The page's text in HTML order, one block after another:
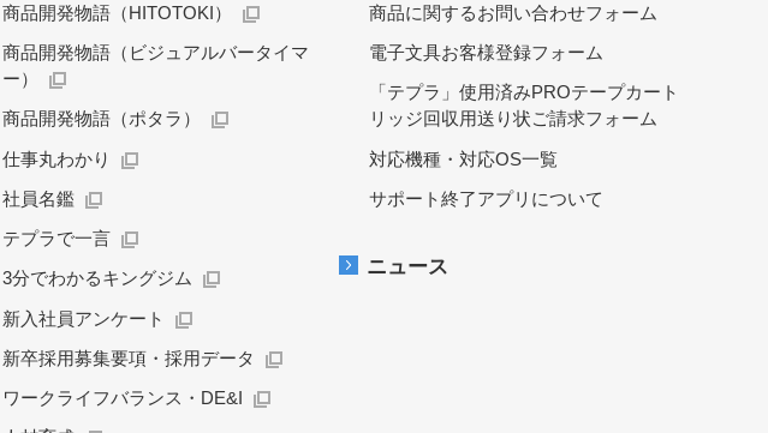
商品開発物語（HITOTOKI）
商品開発物語（ビジュアルバータイマ
ー）
商品開発物語（ポタラ）
仕事丸わかり
社員名鑑
テプラで一言
3分でわかるキングジム
新入社員アンケート
新卒採用募集要項・採用データ
ワークライフバランス・DE&I
商品に関するお問い合わせフォーム
電子文具お客様登録フォーム
「テプラ」使用済みPROテープカート
リッジ回収用送り状ご請求フォーム
対応機種・対応OS一覧
サポート終了アプリについて
ニュース